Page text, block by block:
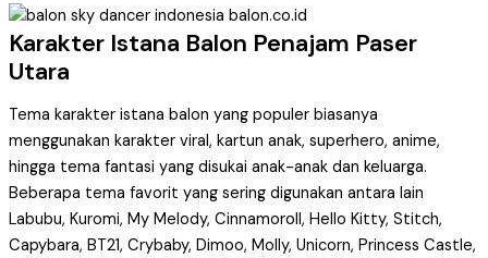
Karakter Istana Balon Penajam Paser
Utara
Tema karakter istana balon yang populer biasanya
menggunakan karakter viral, kartun anak, superhero, anime,
hingga tema fantasi yang disukai anak-anak dan keluarga.
Beberapa tema favorit yang sering digunakan antara lain
Labubu, Kuromi, My Melody, Cinnamoroll, Hello Kitty, Stitch,
Capybara, BT21, Crybaby, Dimoo, Molly, Unicorn, Princess Castle,